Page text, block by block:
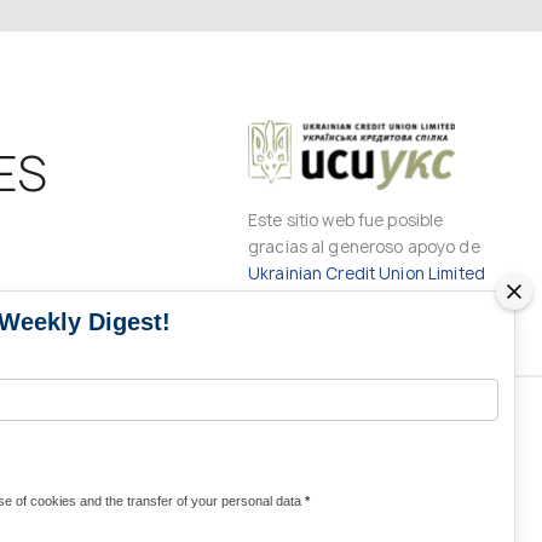
Este sitio web fue posible
gracias al generoso apoyo de
Ukrainian Credit Union Limited
Digest!
of cookies and the transfer of your personal data *